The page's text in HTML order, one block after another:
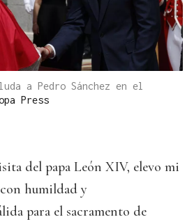
a Pedro Sánchez en el
Press
del papa León XIV, elevo mi
humildad y
para el sacramento de